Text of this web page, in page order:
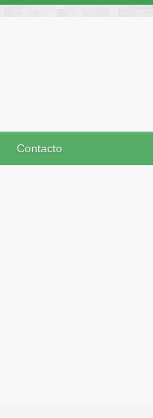
Contacto